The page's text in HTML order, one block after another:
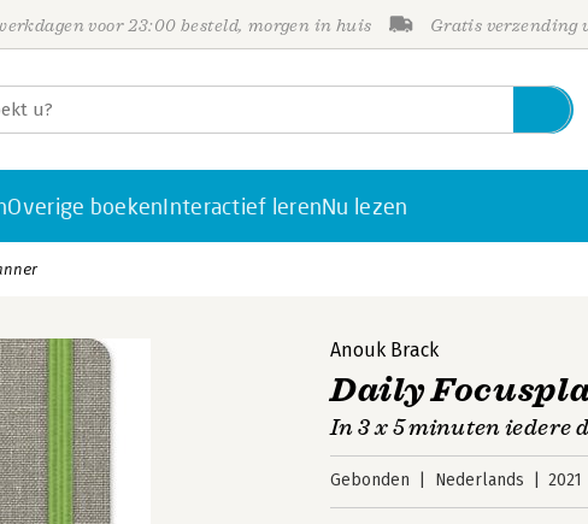
voor 23:00 besteld, morgen in huis Gratis verzending
Overige boekenInteractief lerenNu lezen
Anouk Brack
Daily
In 3 x 5 minuten iedere
Gebonden Nederlands 2021